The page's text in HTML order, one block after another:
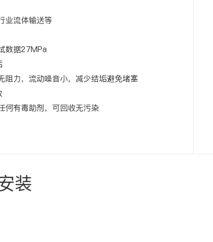
业流体输送等
数据27MPa
阻力，流动噪音小，减少结垢避免堵塞
何有毒助剂，可回收无污染
装